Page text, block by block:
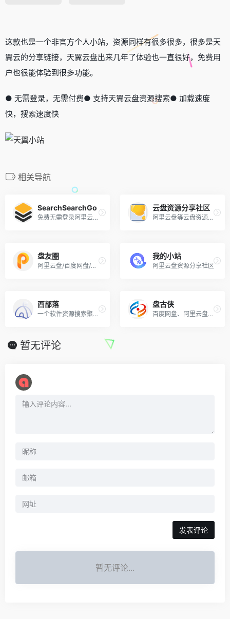
这款也是一个非官方个人小站，资源同样有很多很多，很多是天
翼云的分享链接，天翼云盘出来几年了体验也一直很好，免费用
户也很能体验到很多功能。
● 无需登录，无需付费● 支持天翼云盘资源搜索● 加载速度
快，搜索速度快
相关导航
SearchSearchGo
免费无需登录阿里云盘搜索引擎
云盘资源分享社区
阿里云盘等云盘资源的综合分享社区
盘友圈
阿里云盘/百度网盘/夸克网盘资源搜索网站
我的小站
阿里云盘资源分享社区
西部落
一个软件资源搜索聚合平台
盘古侠
百度网盘、阿里云盘搜索引擎
暂无评论
暂无评论...